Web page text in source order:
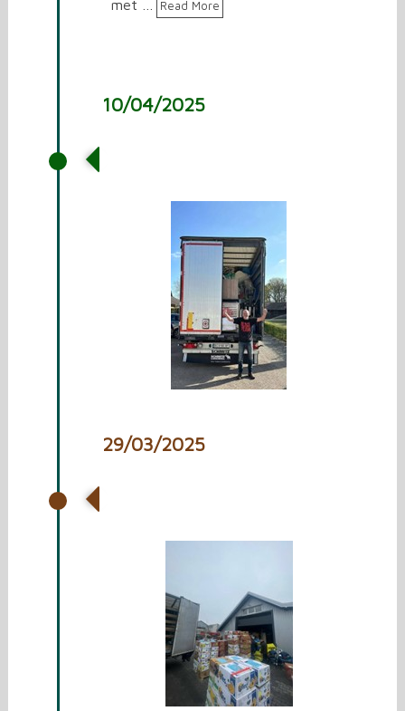
met …
Read More
10/04/2025
29/03/2025